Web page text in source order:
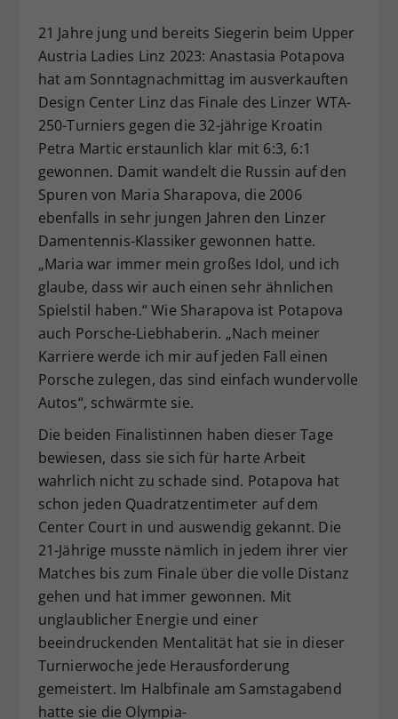
21 Jahre jung und bereits Siegerin beim Upper
Austria Ladies Linz 2023: Anastasia Potapova
hat am Sonntagnachmittag im ausverkauften
Design Center Linz das Finale des Linzer WTA-
250-Turniers gegen die 32-jährige Kroatin
Petra Martic erstaunlich klar mit 6:3, 6:1
gewonnen. Damit wandelt die Russin auf den
Spuren von Maria Sharapova, die 2006
ebenfalls in sehr jungen Jahren den Linzer
Damentennis-Klassiker gewonnen hatte.
„Maria war immer mein großes Idol, und ich
glaube, dass wir auch einen sehr ähnlichen
Spielstil haben.“ Wie Sharapova ist Potapova
auch Porsche-Liebhaberin. „Nach meiner
Karriere werde ich mir auf jeden Fall einen
Porsche zulegen, das sind einfach wundervolle
Autos“, schwärmte sie.
Die beiden Finalistinnen haben dieser Tage
bewiesen, dass sie sich für harte Arbeit
wahrlich nicht zu schade sind. Potapova hat
schon jeden Quadratzentimeter auf dem
Center Court in und auswendig gekannt. Die
21-Jährige musste nämlich in jedem ihrer vier
Matches bis zum Finale über die volle Distanz
gehen und hat immer gewonnen. Mit
unglaublicher Energie und einer
beeindruckenden Mentalität hat sie in dieser
Turnierwoche jede Herausforderung
gemeistert. Im Halbfinale am Samstagabend
hatte sie die Olympia-
Zweck
Einstellungen. Unter anderem eine
zufällig generierte ID, für die
historische Speicherung Ihrer
vorgenommen Einstellungen, falls der
Webseiten-Betreiber dies eingestellt
hat.